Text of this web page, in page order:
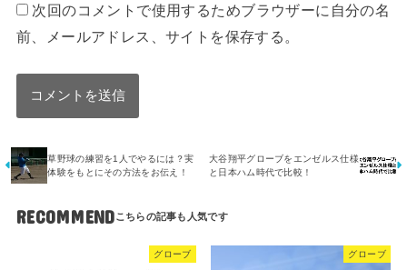
次回のコメントで使用するためブラウザーに自分の名
前、メールアドレス、サイトを保存する。
草野球の練習を1人でやるには？実
体験をもとにその方法をお伝え！
大谷翔平グローブをエンゼルス仕様
と日本ハム時代で比較！
RECOMMEND
グローブ グローブ